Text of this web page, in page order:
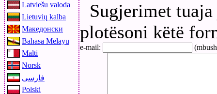
Latviešu valoda
Lietuvių kalba
Македонски
Bahasa Melayu
Malti
Norsk
فارسی
Polski
Sugjerimet
plotësoni këtë
e-mail: